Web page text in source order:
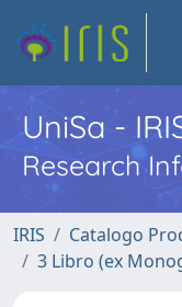
UniSa -
Research
IRIS
Catalogo
3 Libro (ex